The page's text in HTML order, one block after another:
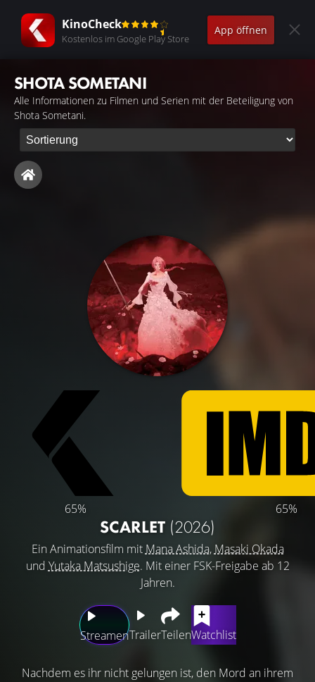
KinoCheck
Kostenlos im Google Play Store
App öffnen
SHOTA SOMETANI
Alle Informationen zu Filmen und Serien mit der Beteiligung von
Shota Sometani.
65% 65%
SCARLET (2026)
Ein Animationsfilm mit Mana Ashida, Masaki Okada
und Yutaka Matsushige. Mit einer FSK-Freigabe ab 12
Jahren.
StreamenTrailerTeilenWatchlist
Nachdem es ihr nicht gelungen ist, den Mord an ihrem